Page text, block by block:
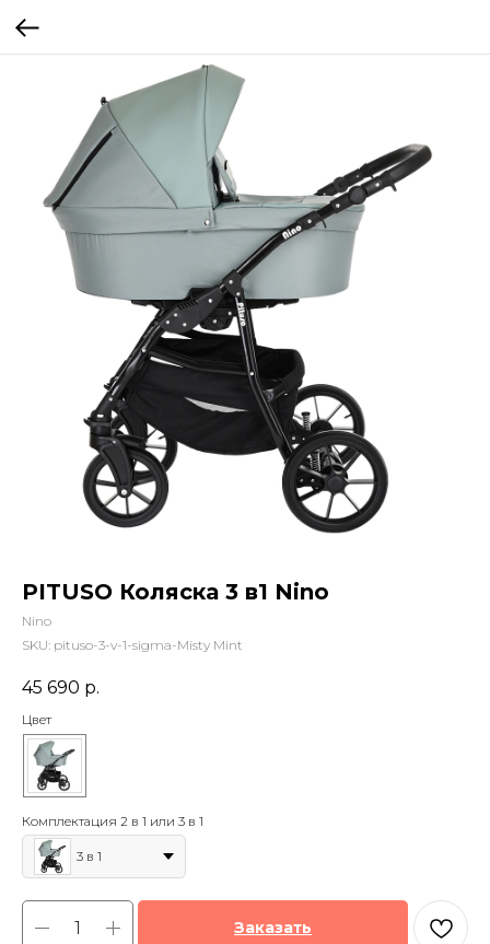
PITUSO Коляска 3 в1 Nino
Nino
SKU: pituso-3-v-1-sigma-Misty Mint
45 690 р.
Цвет
Комплектация 2 в 1 или 3 в 1
3 в 1
Заказать